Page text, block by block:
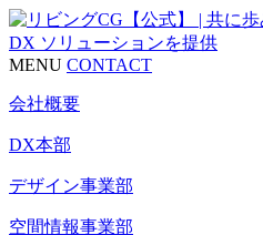
MENU CONTACT
会社概要
DX本部
デザイン事業部
空間情報事業部